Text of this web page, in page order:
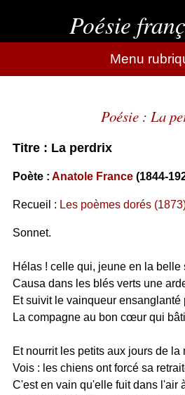
Poésie
Menu
Poésie : La
Titre : La perdrix
Poète : Anatole France(1844-
Recueil : Les poèmes dorés
Sonnet.
Hélas ! celle qui, jeune en la belle
Causa dans les blés verts une
Et suivit le vainqueur ensanglanté
La compagne au bon cœur qui
Et nourrit les petits aux jours de la
Vois : les chiens ont forcé sa
C'est en vain qu'elle fuit dans l'air